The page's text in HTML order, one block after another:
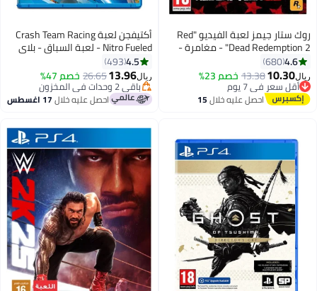
روك ستار جيمز لعبة الفيديو "Red
Dead Redemption 2" - مغامرة -
playstation_4_ps4
4.6
680
ريال10.30
13.38خصم 23% أقل سعر في 7 يوم
بتخلّص بسرعة
أقل سعر في 7 يوماحصل عليه خلال15
أكتيفجن لعبة Crash Team Racing
Nitro Fueled - لعبة السباق - بلاي
playstation_4_ps4
4.5
493
ريال13.96
26.65خصم 47%
باقي 2 وحدات في المخزون
باقي 2 وحدات في المخزون احصل عليه خلال17 اغسطس